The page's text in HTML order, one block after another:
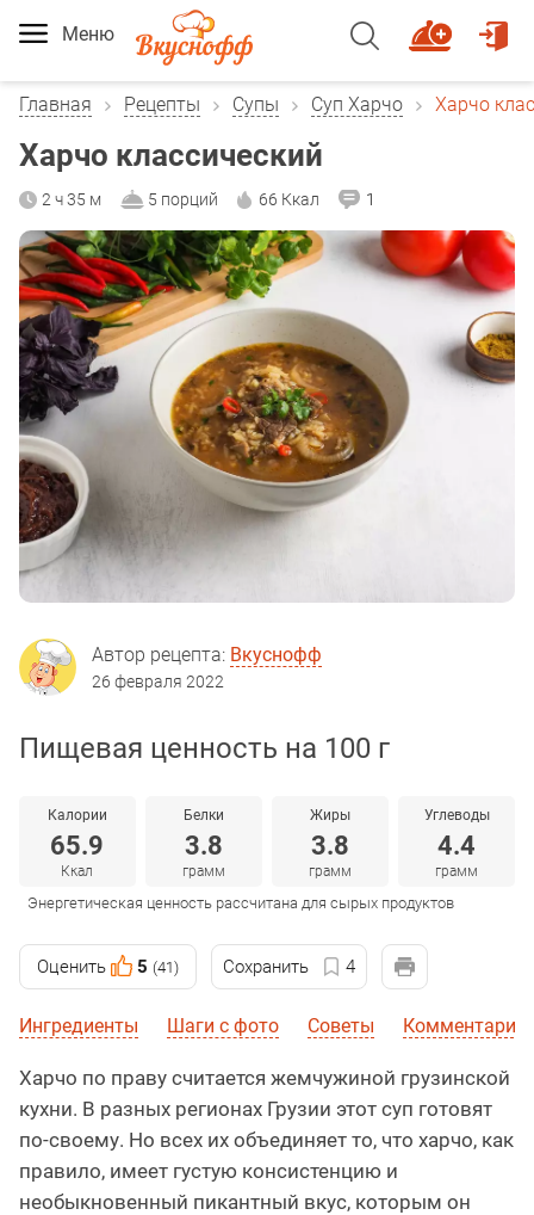
Меню
Главная Рецепты Супы Суп Харчо Харчо
Харчо классический
2 ч 35 м 5 порций 66 Ккал 1
Автор рецепта: Вкуснофф
26 февраля 2022
Пищевая ценность на 100 г
Калории
65.9
Ккал
Белки
3.8
грамм
Жиры
3.8
грамм
Углеводы
4.4
грамм
Энергетическая ценность рассчитана для сырых продуктов
Оценить 5 (41) Сохранить 4
Ингредиенты Шаги с фото Советы Комментарии
Харчо по праву считается жемчужиной грузинской
кухни. В разных регионах Грузии этот суп готовят
по-своему. Но всех их объединяет то, что харчо, как
правило, имеет густую консистенцию и
необыкновенный пикантный вкус, которым он